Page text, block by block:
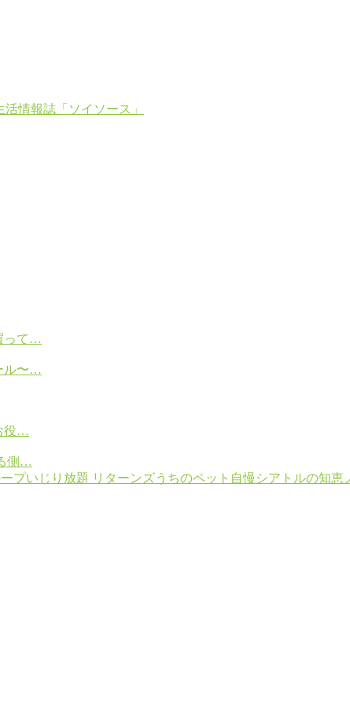
活情報誌「ソイソース」
って…
ル〜…
役…
側…
プいじり放題 リターンズうちのペット自慢 シアトルの知恵